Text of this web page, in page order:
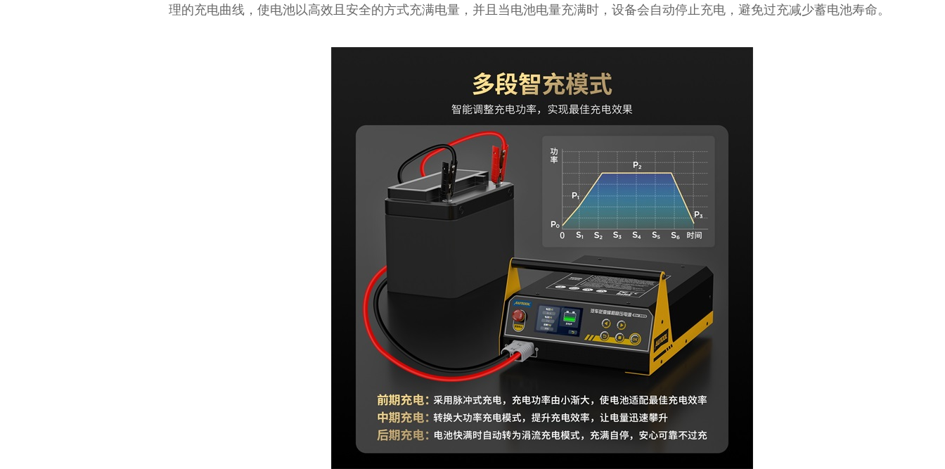
理的充电曲线，使电池以高效且安全的方式充满电量，并且当电池电量充满时，设备会自动停止充电，避免过充减少蓄电池寿命。